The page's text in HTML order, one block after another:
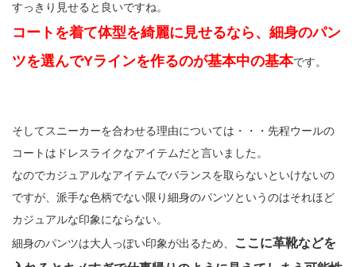
すっきり見せると良いですね。
コートを着て体型を綺麗に見せるなら、細身のパン
ツを選んでYラインを作るのが基本中の基本です。
そしてスニーカーを合わせる理由については・・・先程ウールの
コートはドレスライクなアイテムだと言いました。
なのでカジュアルなアイテムでバランスを取らないといけないの
ですが、派手な色柄でない限り細身のパンツというのはそれほど
カジュアルな印象にならない。
細身のパンツは大人っぽい印象が出るため、
ここに革靴などを